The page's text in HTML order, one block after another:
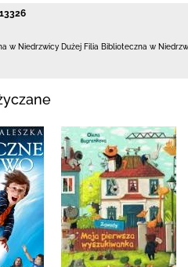
13326
w Niedrzwicy Dużej Filia Biblioteczna w